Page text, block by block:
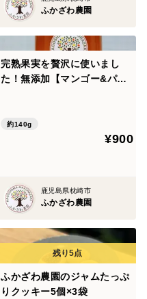
ふかざわ農園
完熟果実を贅沢に使いまし
た！無添加【マンゴー&パッ
約140g
¥900
鹿児島県枕崎市
ふかざわ農園
ふかざわ農園のジャムたっぷ
りクッキー5個×3袋